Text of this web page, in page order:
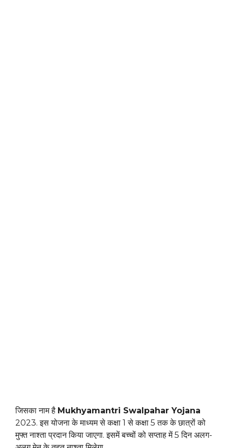
जिसका नाम है Mukhyamantri Swalpahar Yojana
2023. इस योजना के माध्यम से कक्षा 1 से कक्षा 5 तक के छात्रों को
मुफ्त नाश्ता प्रदान किया जाएगा. इसमें बच्चों को सप्ताह में 5 दिन अलग-